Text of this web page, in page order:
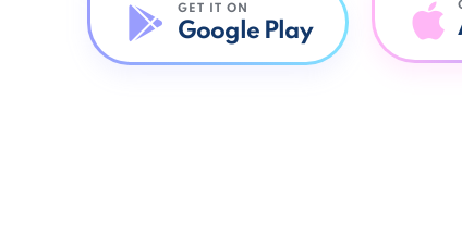
GET IT ON
Google Play